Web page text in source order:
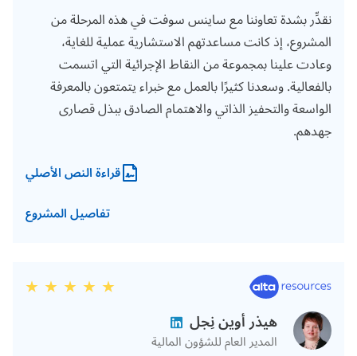
نقدِّر بشدة تعاوننا مع ساينس سوفت في هذه المرحلة من
المشروع، إذ كانت مساعدتهم الاستشارية عملية للغاية،
وعادت علينا بمجموعة من النقاط الإجرائية التي اتسمت
بالفعالية. وسعدنا كثيرًا بالعمل مع خبراء يتمتعون بالمعرفة
الواسعة والتحفيز الذاتي والاهتمام الصادق ببذل قصارى
جهدهم.
قراءة النص الأصلي
تفاصيل المشروع
هيذر أوين نِجل
المدير العام للشؤون المالية